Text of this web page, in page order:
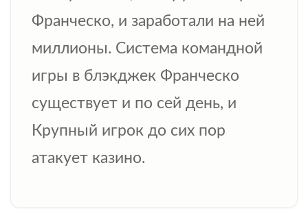
Франческо, и заработали на ней
миллионы. Система командной
игры в блэкджек Франческо
существует и по сей день, и
Крупный игрок до сих пор
атакует казино.